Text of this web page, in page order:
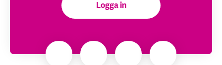
Logga in